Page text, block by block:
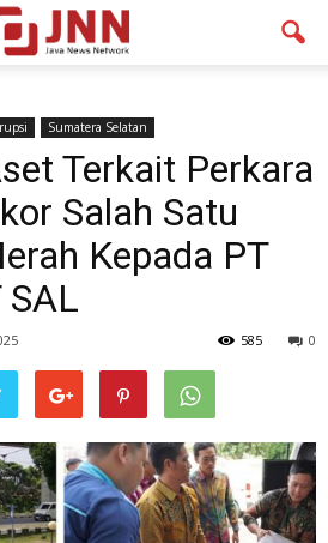
Sumatera Selatan
Terkait Perkara
Salah Satu
Kepada PT
SAL
0
585